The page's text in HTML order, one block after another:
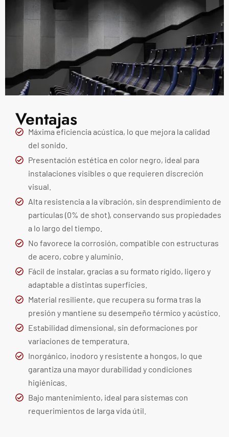
Ventajas
Máxima eficiencia acústica, lo que mejora la calidad
del sonido.
Presentación estética en color negro, ideal para
instalaciones visibles o que requieren discreción
visual.
Alta resistencia a la vibración, sin desprendimiento de
partículas (0% de shot), conservando sus propiedades
a lo largo del tiempo.
No favorece la corrosión, compatible con estructuras
de acero, cobre y aluminio.
Fácil de instalar, gracias a su formato rígido, ligero y
adaptable a distintas superficies.
Material resiliente, que recupera su forma tras la
presión y mantiene su desempeño térmico y acústico.
Estabilidad dimensional, sin deformaciones por
variaciones de temperatura.
Inorgánico, inodoro y resistente a hongos, lo que
garantiza una mayor durabilidad y condiciones
higiénicas.
Bajo mantenimiento, ideal para sistemas con
requerimientos de larga vida útil.